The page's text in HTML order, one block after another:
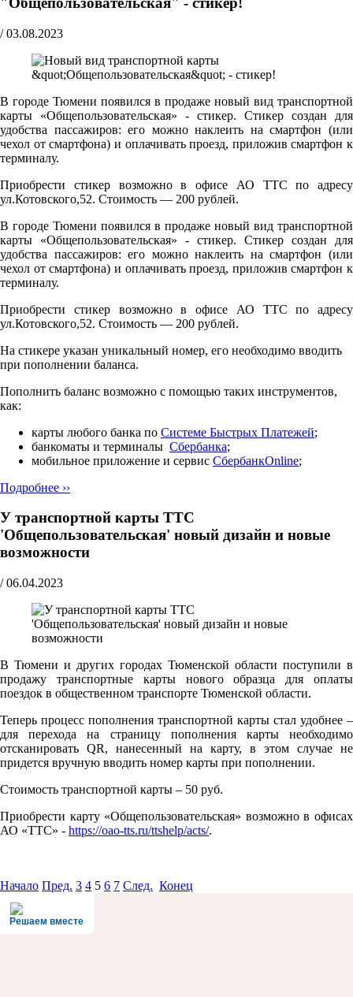
/ 03.08.2023
В городе Тюмени появился в продаже новый вид транспортной
карты «Общепользовательская» - стикер. Стикер создан для
удобства пассажиров: его можно наклеить на смартфон (или
чехол от смартфона) и оплачивать проезд, приложив смартфон к
терминалу.
Приобрести стикер возможно в офисе АО ТТС по адресу
ул.Котовского,52. Стоимость — 200 рублей.
В городе Тюмени появился в продаже новый вид транспортной
карты «Общепользовательская» - стикер. Стикер создан для
удобства пассажиров: его можно наклеить на смартфон (или
чехол от смартфона) и оплачивать проезд, приложив смартфон к
терминалу.
Приобрести стикер возможно в офисе АО ТТС по адресу
ул.Котовского,52. Стоимость — 200 рублей.
На стикере указан уникальный номер, его необходимо вводить
при пополнении баланса.
Пополнить баланс возможно с помощью таких инструментов,
как:
карты любого банка по Cистеме Быстрых Платежей;
банкоматы и терминалы Сбербанка;
мобильное приложение и сервис СбербанкOnline;
Подробнее ››
У транспортной карты ТТС
'Общепользовательская' новый дизайн и новые
возможности
/ 06.04.2023
В Тюмени и других городах Тюменской области поступили в
продажу транспортные карты нового образца для оплаты
поездок в общественном транспорте Тюменской области.
Теперь процесс пополнения транспортной карты стал удобнее –
для перехода на страницу пополнения карты необходимо
отсканировать QR, нанесенный на карту, в этом случае не
придется вручную вводить номер карты при пополнении.
Стоимость транспортной карты – 50 руб.
Приобрести карту «Общепользовательская» возможно в офисах
АО «ТТС» - https://oao-tts.ru/ttshelp/acts/.
Начало Пред. 3 4 5 6 7 След. Конец
Решаем вместе